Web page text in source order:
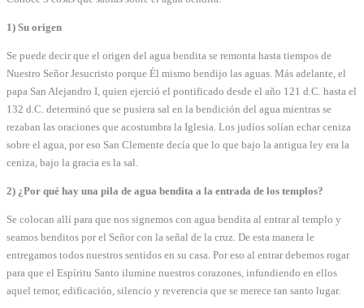
1) Su origen
Se puede decir que el origen del agua bendita se remonta hasta tiempos de
Nuestro Señor Jesucristo porque Él mismo bendijo las aguas. Más adelante, el
papa San Alejandro I, quien ejerció el pontificado desde el año 121 d.C. hasta el
132 d.C. determinó que se pusiera sal en la bendición del agua mientras se
rezaban las oraciones que acostumbra la Iglesia. Los judíos solían echar ceniza
sobre el agua, por eso San Clemente decía que lo que bajo la antigua ley era la
ceniza, bajo la gracia es la sal.
2) ¿Por qué hay una pila de agua bendita a la entrada de los templos?
Se colocan allí para que nos signemos con agua bendita al entrar al templo y
seamos benditos por el Señor con la señal de la cruz. De esta manera le
entregamos todos nuestros sentidos en su casa. Por eso al entrar debemos rogar
para que el Espíritu Santo ilumine nuestros corazones, infundiendo en ellos
aquel temor, edificación, silencio y reverencia que se merece tan santo lugar.